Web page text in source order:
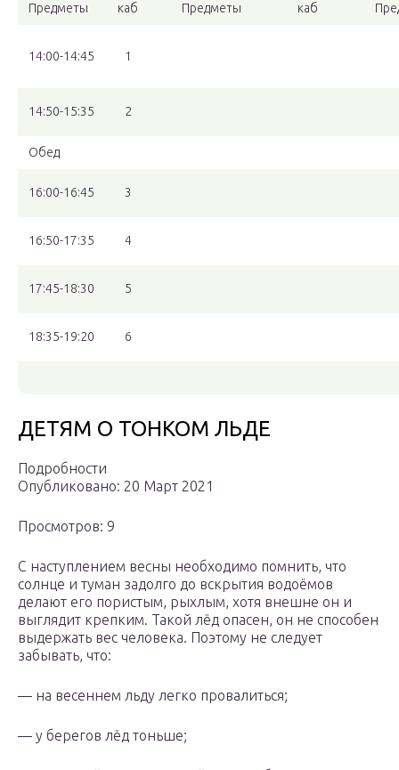
Предметы каб Предметы каб
14:00-14:45 1
14:50-15:35 2
Обед
16:00-16:45 3
16:50-17:35 4
17:45-18:30 5
18:35-19:20 6
ДЕТЯМ О ТОНКОМ ЛЬДЕ
Подробности
Опубликовано: 20 Март 2021
Просмотров: 9
С наступлением весны необходимо помнить, что
солнце и туман задолго до вскрытия водоёмов
делают его пористым, рыхлым, хотя внешне он и
выглядит крепким. Такой лёд опасен, он не способен
выдержать вес человека. Поэтому не следует
забывать, что:
— на весеннем льду легко провалиться;
— у берегов лёд тоньше;